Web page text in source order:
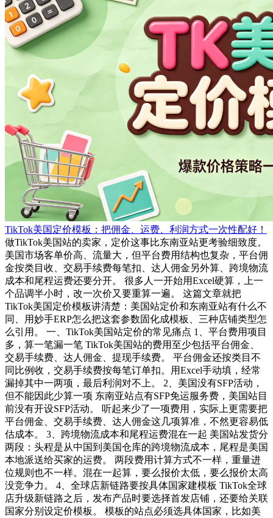
TikTok美国定价模板：把佣金、运费、利润方式一次性配好！
做TikTok美国站的卖家，定价这事比东南亚站更考验细致度。
美国市场客单价高、流量大，但平台费用结构也复杂，平台佣
金按类目收、交易手续费每笔扣、达人佣金另外算、跨境物流
成本和尾程运费还要分开。 很多人一开始用Excel硬算，上一
个品调半小时，改一次价又要重算一遍。 这篇文章就把
TikTok美国定价模板讲清楚：美国站定价和东南亚站有什么不
同、用妙手ERP怎么把这套参数固化成模板、三种店铺类型怎
么引用。 一、TikTok美国站定价的常见痛点 1、平台费用项目
多，算一笔漏一笔 TikTok美国站的费用至少包括平台佣金、
交易手续费、达人佣金、提现手续费。 平台佣金还按类目不
同比例收，交易手续费按每笔订单扣。用Excel手动填，经常
漏掉其中一两项，最后利润对不上。 2、美国没有SFP活动，
但不能因此少算一项 东南亚站点有SFP免运服务费，美国站目
前没有开设SFP活动。 听起来少了一项费用，实际上更需要把
平台佣金、交易手续费、达人佣金这几项算准，不然更容易低
估成本。 3、跨境物流成本和尾程运费混在一起 美国站发货分
两段：头程是从中国到美国仓库的跨境物流成本，尾程是美国
本地派送给买家的运费。 两段费用计算方式不一样，重量进
位规则也不一样。混在一起算，要么报价太低，要么报价太高
没竞争力。 4、全球店新链路要按具体国家建模板 TikTok全球
店升级新链路之后，发布产品时要选择首发店铺，还要给关联
国家分别设定价模板。 模板的站点必须选具体国家，比如美